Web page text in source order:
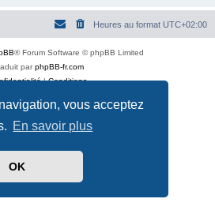
vous acceptez
En savoir plus
OK
Heures au format UTC+02:00
® Forum Software © phpBB Limited
parphpBB-fr.com
|Conditions